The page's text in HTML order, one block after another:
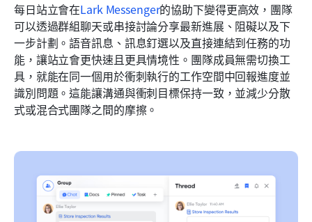
每日站立會在Lark Messenger的協助下變得更高效，團隊
可以透過群組聊天或串接討論分享最新進展、阻礙以及下
一步計劃。語音訊息、訊息釘選以及直接連結到任務的功
能，讓站立會更快速且更具情境性。團隊成員無需切換工
具，就能在同一個用於衝刺執行的工作空間中回報進度並
識別問題。這能讓溝通與衝刺目標保持一致，並減少分散
式或混合式團隊之間的摩擦。